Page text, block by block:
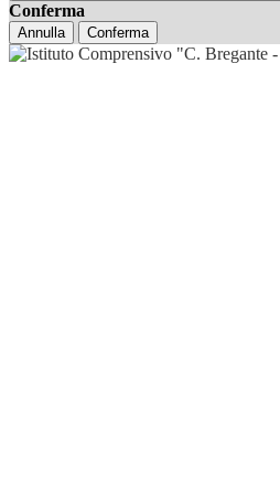
Conferma
Annulla Conferma